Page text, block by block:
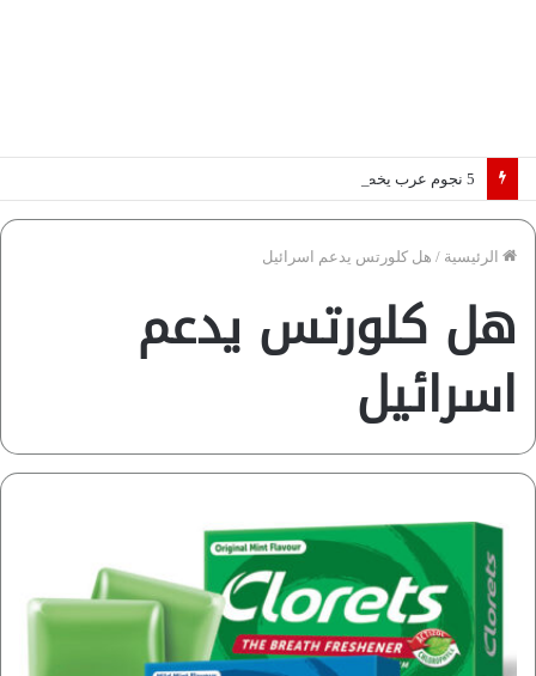
الرئيسية / هل كلورتس يدعم اسرائيل
هل كلورتس يدعم
اسرائيل